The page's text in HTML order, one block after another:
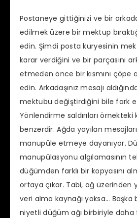
Postaneye gittiğinizi ve bir
edilmek üzere bir mektup
edin. Şimdi posta kuryesinin
karar verdiğini ve bir parçasını
etmeden önce bir kısmını çöpe
edin. Arkadaşınız mesajı
mektubu değiştirdiğini bile fark
Yönlendirme saldırıları
benzerdir. Ağda yayılan
manupüle etmeye dayanıyor.
manupülasyonu algılamasının
düğümden farklı bir kopyasını
ortaya çıkar. Tabi, ağ üzerinden
veri alma kaynağı yoksa… Başka
niyetli düğüm ağı birbiriyle